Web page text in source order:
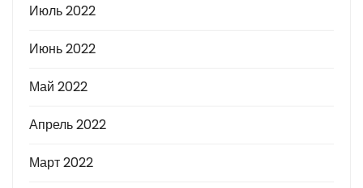
Июль 2022
Июнь 2022
Май 2022
Апрель 2022
Март 2022